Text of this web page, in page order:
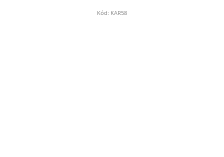
Kód: KAR58